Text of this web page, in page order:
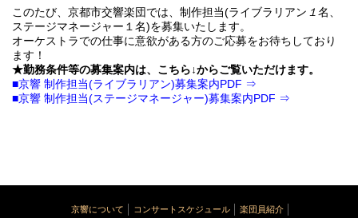
このたび、京都市交響楽団では、制作担当(ライブラリアン １ 名、
ステージマネージャー１名)を募集いたします。
オーケストラでの仕事に意欲がある方のご応募をお待ちしており
ます！
★勤務条件等の募集案内は、こちら↓からご覧いただけます。
■京響 制作担当(ライブラリアン)募集案内PDF ⇒
■京響 制作担当(ステージマネージャー)募集案内PDF ⇒
京響について コンサートスケジュール 楽団員紹介